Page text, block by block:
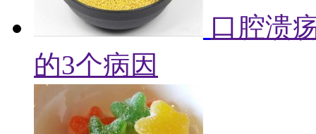
口腔溃
的3个病因